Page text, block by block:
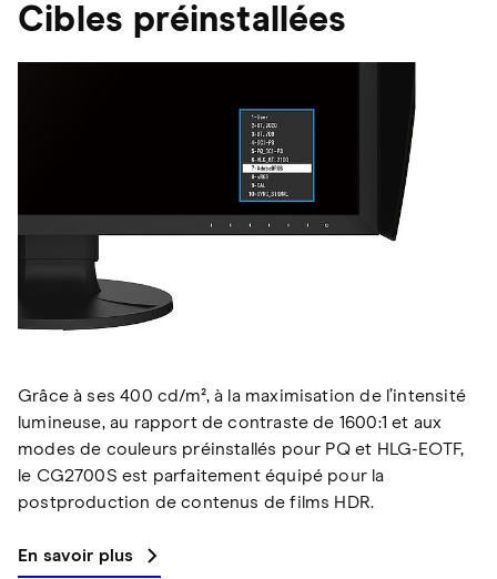
Cibles préinstallées
Grâce à ses 400 cd/m², à la maximisation de l’intensité
lumineuse, au rapport de contraste de 1600:1 et aux
modes de couleurs préinstallés pour PQ et HLG-EOTF,
le CG2700S est parfaitement équipé pour la
postproduction de contenus de films HDR.
En savoir plus